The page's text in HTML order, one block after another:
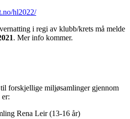
hl2022/
i regi av klubb/krets må melde
. Mer info kommer.
forskjellige miljøsamlinger gjennom
Rena Leir (13-16 år)